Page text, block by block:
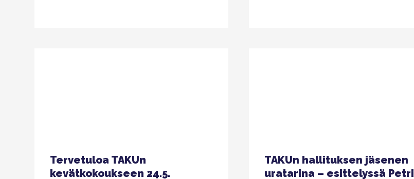
Tervetuloa TAKUn
kevätkokoukseen 24.5.
TAKUn hallituksen jäsenen
uratarina – esittelyssä Petri